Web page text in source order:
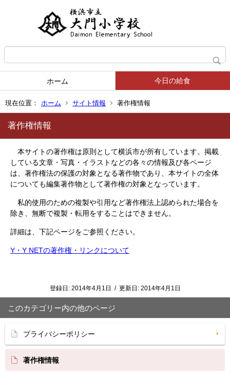
ホーム 今日の給食
現在位置： ホーム サイト情報 著作権情報
著作権情報
本サイトの著作権は原則として横浜市が所有しています。掲載
している文章・写真・イラストなどの各々の情報及び各ページ
は、著作権法の保護の対象となる著作物であり、本サイトの全体
についても編集著作物として著作権の対象となっています。
私的使用のための複製や引用など著作権法上認められた場合を
除き、無断で複製・転用をすることはできません。
詳細は、下記ページをご参照ください。
Y・Y NETの著作権・リンクについて
登録日: 2014年4月1日 / 更新日: 2014年4月1日
このカテゴリー内の他のページ
プライバシーポリシー
著作権情報